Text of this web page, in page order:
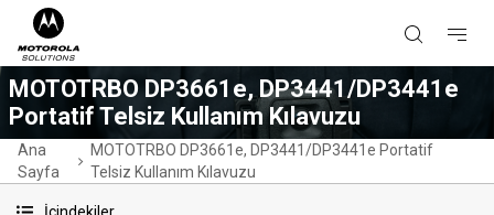
MOTOTRBO DP3661e, DP3441/DP3441e
Portatif Telsiz Kullanım Kılavuzu
Ana
Sayfa
MOTOTRBO DP3661e, DP3441/DP3441e Portatif
Telsiz Kullanım Kılavuzu